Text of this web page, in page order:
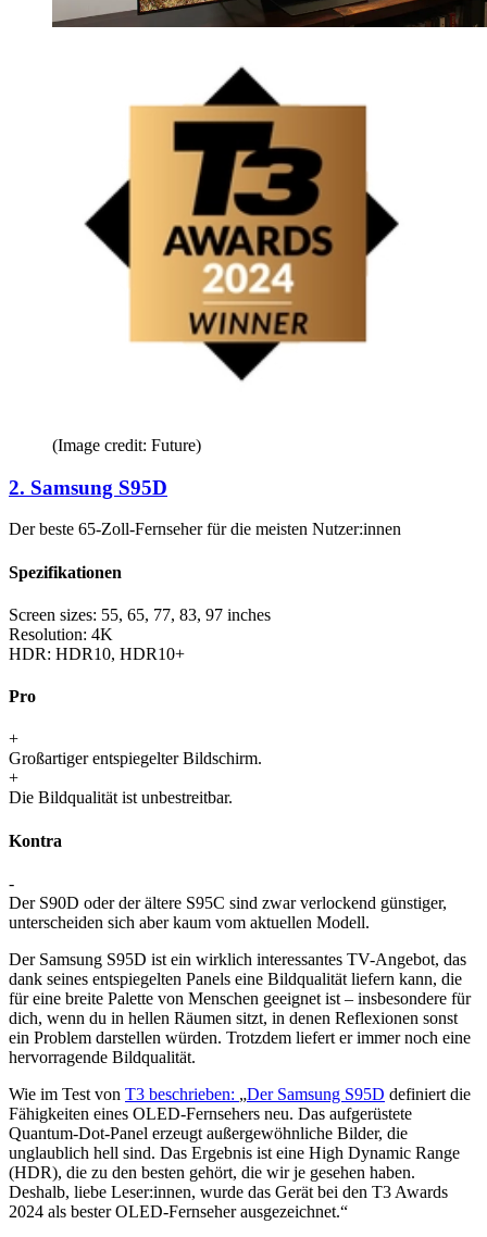
(Image credit: Future)
2. Samsung S95D
Der beste 65-Zoll-Fernseher für die meisten Nutzer:innen
Spezifikationen
Screen sizes: 55, 65, 77, 83, 97 inches
Resolution: 4K
HDR: HDR10, HDR10+
Pro
+
Großartiger entspiegelter Bildschirm.
+
Die Bildqualität ist unbestreitbar.
Kontra
-
Der S90D oder der ältere S95C sind zwar verlockend günstiger,
unterscheiden sich aber kaum vom aktuellen Modell.
Der Samsung S95D ist ein wirklich interessantes TV-Angebot, das
dank seines entspiegelten Panels eine Bildqualität liefern kann, die
für eine breite Palette von Menschen geeignet ist – insbesondere für
dich, wenn du in hellen Räumen sitzt, in denen Reflexionen sonst
ein Problem darstellen würden. Trotzdem liefert er immer noch eine
hervorragende Bildqualität.
Wie im Test von T3 beschrieben: „Der Samsung S95D definiert die
Fähigkeiten eines OLED-Fernsehers neu. Das aufgerüstete
Quantum-Dot-Panel erzeugt außergewöhnliche Bilder, die
unglaublich hell sind. Das Ergebnis ist eine High Dynamic Range
(HDR), die zu den besten gehört, die wir je gesehen haben.
Deshalb, liebe Leser:innen, wurde das Gerät bei den T3 Awards
2024 als bester OLED-Fernseher ausgezeichnet.“